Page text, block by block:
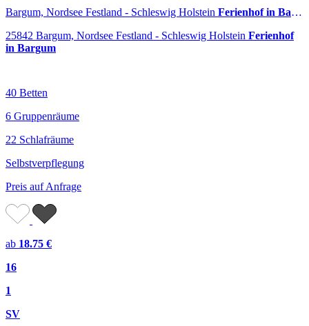
Bargum, Nordsee Festland - Schleswig Holstein Ferienhof in Bargum
25842 Bargum, Nordsee Festland - Schleswig Holstein Ferienhof
in Bargum
40 Betten
6 Gruppenräume
22 Schlafräume
Selbstverpflegung
Preis auf Anfrage
ab 18.75 €
16
1
SV